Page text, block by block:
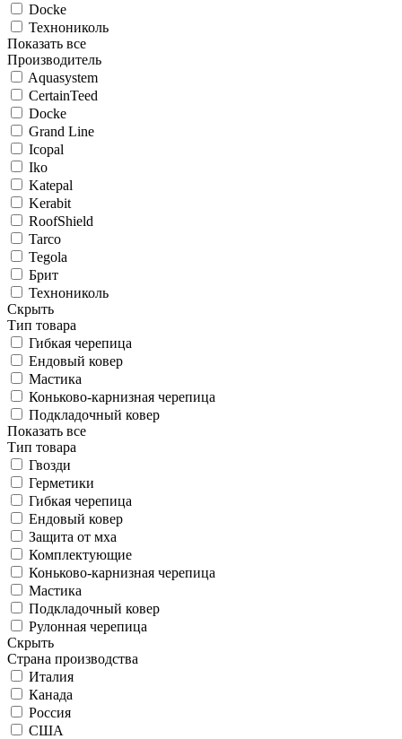
Docke
Технониколь
Показать все
Производитель
Aquasystem
CertainTeed
Docke
Grand Line
Icopal
Iko
Katepal
Kerabit
RoofShield
Tarco
Tegola
Брит
Технониколь
Скрыть
Тип товара
Гибкая черепица
Ендовый ковер
Мастика
Коньково-карнизная черепица
Подкладочный ковер
Показать все
Тип товара
Гвозди
Герметики
Гибкая черепица
Ендовый ковер
Защита от мха
Комплектующие
Коньково-карнизная черепица
Мастика
Подкладочный ковер
Рулонная черепица
Скрыть
Страна производства
Италия
Канада
Россия
США